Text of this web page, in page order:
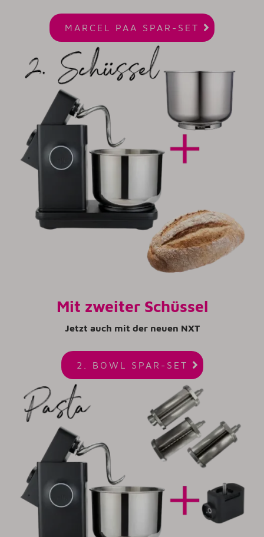

MARCEL PAA SPAR-SET
Mit zweiter Schüssel
Jetzt auch mit der neuen NXT

2. BOWL SPAR-SET